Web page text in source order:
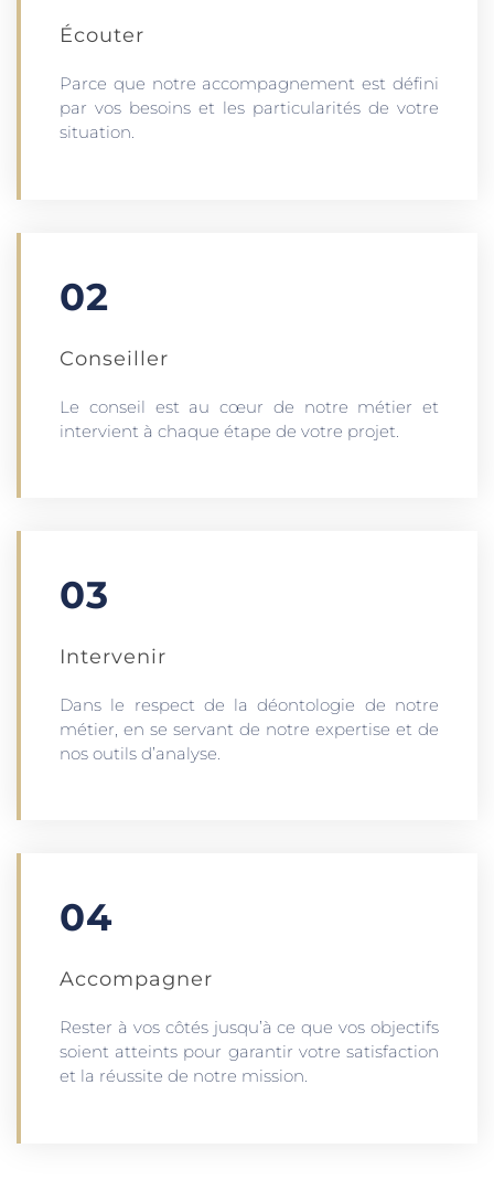
Écouter​
Parce que notre accompagnement est défini
par vos besoins et les particularités de votre
situation.
02
Conseiller
Le conseil est au cœur de notre métier et
intervient à chaque étape de votre projet.
03
Intervenir
Dans le respect de la déontologie de notre
métier, en se servant de notre expertise et de
nos outils d’analyse.
04
Accompagner
Rester à vos côtés jusqu’à ce que vos objectifs
soient atteints pour garantir votre satisfaction
et la réussite de notre mission.